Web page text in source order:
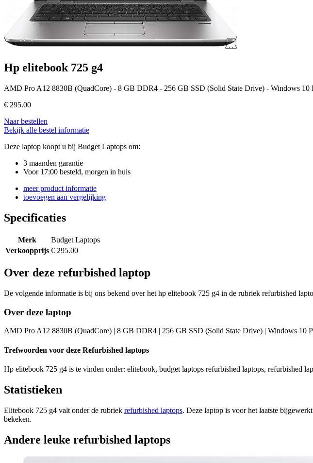
Hp elitebook 725 g4
AMD Pro A12 8830B (QuadCore) - 8 GB DDR4 - 256 GB SSD (Solid State Drive) - Windows 10
€ 295.00
Naar bestellen
Bekijk alle bestel informatie
Deze laptop koopt u bij Budget Laptops om:
3 maanden garantie
Voor 17:00 besteld, morgen in huis
meer product informatie
toevoegen aan vergelijking
Specificaties
Merk
Budget Laptops
Verkoopprijs € 295.00
Over deze refurbished laptop
De volgende informatie is bij ons bekend over het hp elitebook 725 g4 in de rubriek refurbished
Over deze laptop
AMD Pro A12 8830B (QuadCore) | 8 GB DDR4 | 256 GB SSD (Solid State Drive) | Windows 10
Trefwoorden voor deze Refurbished laptops
Hp elitebook 725 g4 is te vinden onder: elitebook, budget laptops refurbished laptops, refurbished
Statistieken
Elitebook 725 g4 valt onder de rubriek refurbished laptops. Deze laptop is voor het laatste
bekeken.
Andere leuke refurbished laptops